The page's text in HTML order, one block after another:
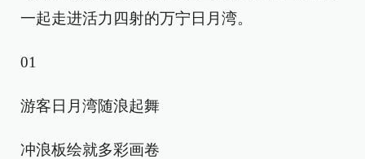
一起走进活力四射的万宁日月湾。
01
游客日月湾随浪起舞
冲浪板绘就多彩画卷